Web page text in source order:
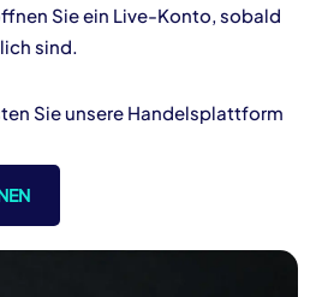
Sie ein Live-Konto, sobald
sind.
Sie unsere Handelsplattform